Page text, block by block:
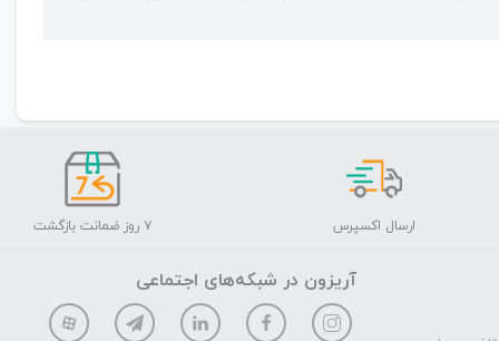
ارسال اکسپرس ۷ روز ضمانت بازگشت
آریزون در شبکه‌های اجتماعی